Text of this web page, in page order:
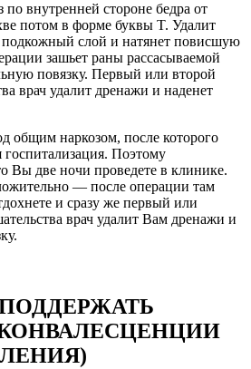
по внутренней стороне бедра от
потом в форме буквы T. Удалит
слой и натянет повисшую
зашьет раны рассасываемой
повязку. Первый или второй
врач удалит дренажи и наденет
общим наркозом, после которого
Поэтому
Вы две ночи проведете в клинике.
— после операции там
и сразу же первый или
врач удалит Вам дренажи и